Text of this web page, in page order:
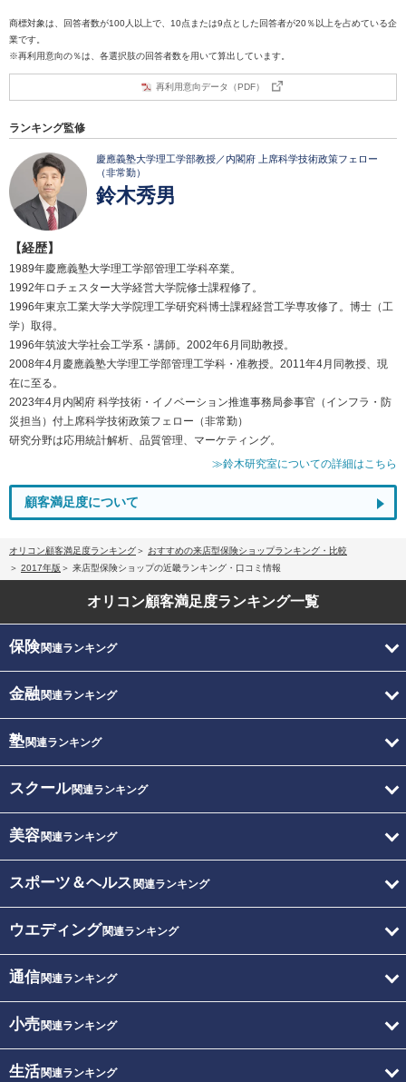
商標対象は、回答者数が100人以上で、10点または9点とした回答者が20％以上を占めている企
業です。
※再利用意向の％は、各選択肢の回答者数を用いて算出しています。
再利用意向データ（PDF）
ランキング監修
慶應義塾大学理工学部教授／内閣府 上席科学技術政策フェロー
（非常勤）
鈴木秀男
【経歴】
1989年慶應義塾大学理工学部管理工学科卒業。
1992年ロチェスター大学経営大学院修士課程修了。
1996年東京工業大学大学院理工学研究科博士課程経営工学専攻修了。博士（工
学）取得。
1996年筑波大学社会工学系・講師。2002年6月同助教授。
2008年4月慶應義塾大学理工学部管理工学科・准教授。2011年4月同教授、現
在に至る。
2023年4月内閣府 科学技術・イノベーション推進事務局参事官（インフラ・防
災担当）付上席科学技術政策フェロー（非常勤）
研究分野は応用統計解析、品質管理、マーケティング。
≫鈴木研究室についての詳細はこちら
顧客満足度について
オリコン顧客満足度ランキング
おすすめの来店型保険ショップランキング・比較
2017年版
来店型保険ショップの近畿ランキング・口コミ情報
オリコン顧客満足度ランキング一覧
保険関連ランキング
金融関連ランキング
塾関連ランキング
スクール関連ランキング
美容関連ランキング
スポーツ＆ヘルス 関連ランキング
ウエディング関連ランキング
通信関連ランキング
小売関連ランキング
生活関連ランキング